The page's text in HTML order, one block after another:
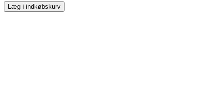
Læg i indkøbskurv